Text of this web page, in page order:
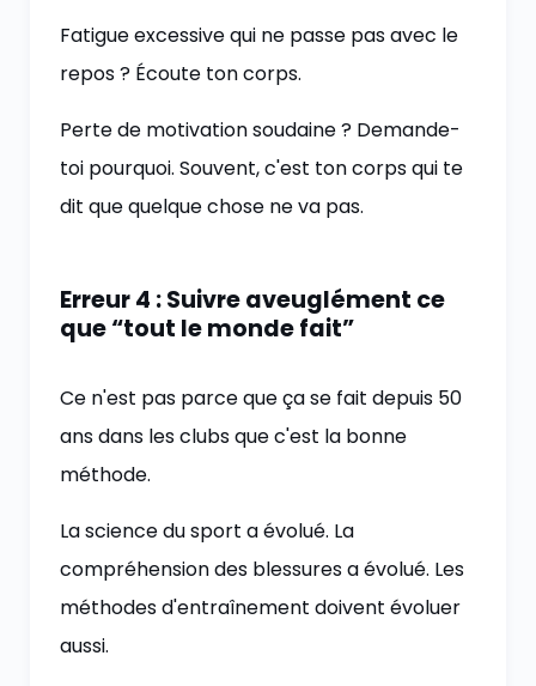
Fatigue excessive qui ne passe pas avec le
repos ? Écoute ton corps.
Perte de motivation soudaine ? Demande-
toi pourquoi. Souvent, c'est ton corps qui te
dit que quelque chose ne va pas.
Erreur 4 : Suivre aveuglément ce
que “tout le monde fait”
Ce n'est pas parce que ça se fait depuis 50
ans dans les clubs que c'est la bonne
méthode.
La science du sport a évolué. La
compréhension des blessures a évolué. Les
méthodes d'entraînement doivent évoluer
aussi.